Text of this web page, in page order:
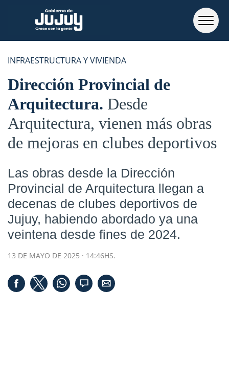
INFRAESTRUCTURA Y VIVIENDA
Dirección Provincial de
Arquitectura Desde
Arquitectura, vienen más obras
de mejoras en clubes deportivos
Las obras desde la Dirección
Provincial de Arquitectura llegan a
decenas de clubes deportivos de
Jujuy, habiendo abordado ya una
veintena desde fines de 2024.
13 DE MAYO DE 2025 · 14:46HS.